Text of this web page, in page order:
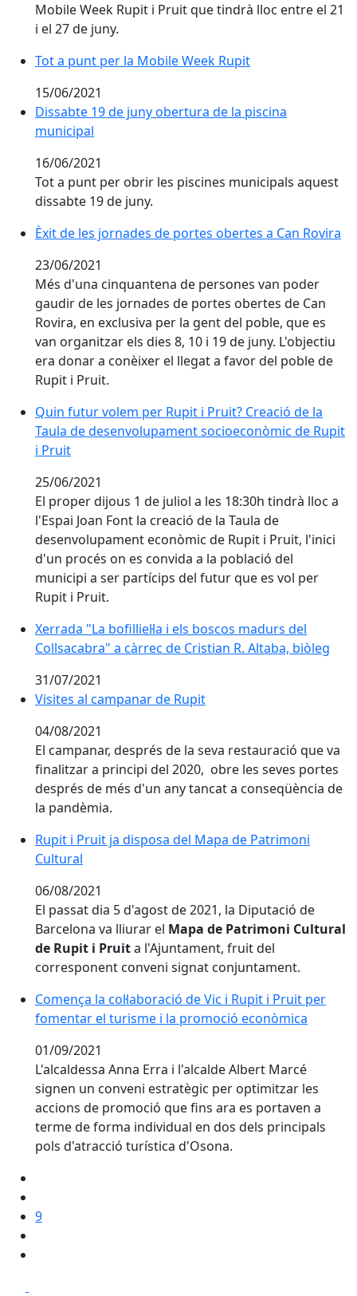
Mobile Week Rupit i Pruit que tindrà lloc entre el 21
i el 27 de juny.
Tot a punt per la Mobile Week Rupit
Tot a punt per la Mobile Week Rupit
15/06/2021
Dissabte 19 de juny obertura de la piscina municipal
Dissabte 19 de juny obertura de la piscina
municipal
16/06/2021
Tot a punt per obrir les piscines municipals aquest
dissabte 19 de juny.
Èxit de les jornades de portes obertes a Can Rovira
Èxit de les jornades de portes obertes a Can Rovira
23/06/2021
Més d'una cinquantena de persones van poder
gaudir de les jornades de portes obertes de Can
Rovira, en exclusiva per la gent del poble, que es
van organitzar els dies 8, 10 i 19 de juny. L'objectiu
era donar a conèixer el llegat a favor del poble de
Rupit i Pruit.
Quin futur volem per Rupit i Pruit? Creació de la
Quin futur volem per Rupit i Pruit? Creació de la
Taula de desenvolupament socioeconòmic de Rupit
i Pruit
25/06/2021
El proper dijous 1 de juliol a les 18:30h tindrà lloc a
l'Espai Joan Font la creació de la Taula de
desenvolupament econòmic de Rupit i Pruit, l'inici
d'un procés on es convida a la població del
municipi a ser partícips del futur que es vol per
Rupit i Pruit.
Xerrada "La bofilliel·la i els boscos madurs del
Collsacabra" a càrrec de Cristian R. Altaba, biòleg
31/07/2021
Visites al campanar de Rupit
Visites al campanar de Rupit
04/08/2021
El campanar, després de la seva restauració que va
finalitzar a principi del 2020, obre les seves portes
després de més d'un any tancat a conseqüència de
la pandèmia.
Rupit i Pruit ja disposa del Mapa de Patrimoni
Rupit i Pruit ja disposa del Mapa de Patrimoni
Cultural
06/08/2021
El passat dia 5 d'agost de 2021, la Diputació de
Barcelona va lliurar el Mapa de Patrimoni Cultural
de Rupit i Pruita l'Ajuntament, fruit del
corresponent conveni signat conjuntament.
Comença la col·laboració de Vic i Rupit i Pruit per
Comença la col·laboració de Vic i Rupit i Pruit per
fomentar el turisme i la promoció econòmica
01/09/2021
L'alcaldessa Anna Erra i l'alcalde Albert Marcé
signen un conveni estratègic per optimitzar les
accions de promoció que fins ara es portaven a
terme de forma individual en dos dels principals
pols d'atracció turística d'Osona.
9